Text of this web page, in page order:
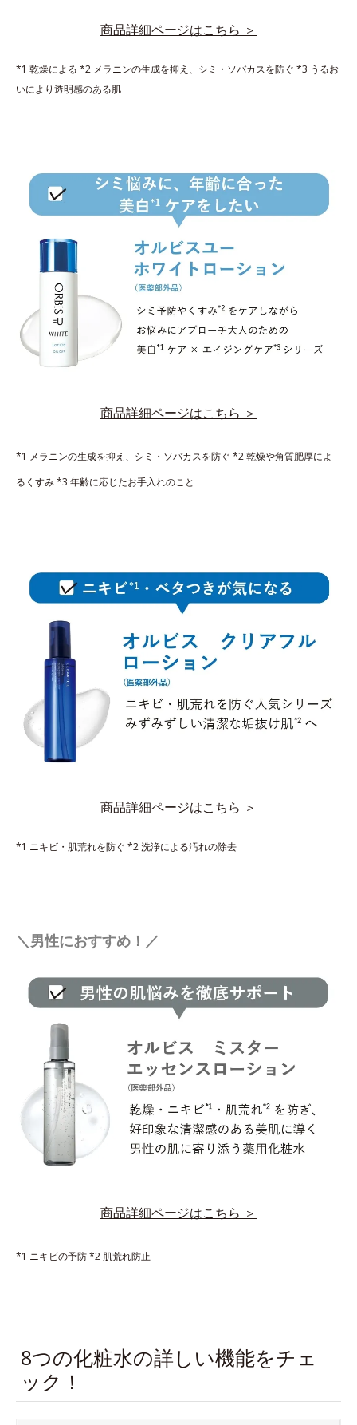
商品詳細ページはこちら ＞
*1 乾燥による *2 メラニンの生成を抑え、シミ・ソバカスを防ぐ *3 うるお
いにより透明感のある肌
商品詳細ページはこちら ＞
*1 メラニンの生成を抑え、シミ・ソバカスを防ぐ *2 乾燥や角質肥厚によ
るくすみ*3 年齢に応じたお手入れのこと
商品詳細ページはこちら ＞
*1 ニキビ・肌荒れを防ぐ *2 洗浄による汚れの除去
＼男性におすすめ！／
商品詳細ページはこちら ＞
*1 ニキビの予防*2 肌荒れ防止
8つの化粧水の詳しい機能をチェ
ック！